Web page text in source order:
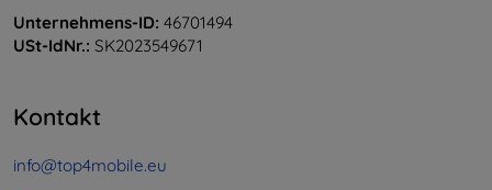
Unternehmens-ID: 46701494
USt-IdNr.: SK2023549671
Kontakt
info@top4mobile.eu